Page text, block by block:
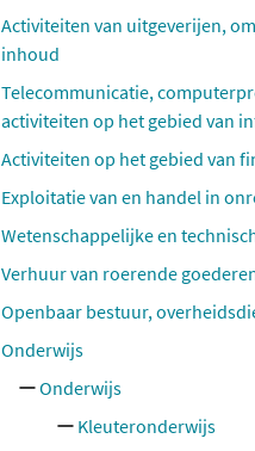
Activiteiten van uitgeverijen,
inhoud
Telecommunicatie,
activiteiten op het gebied van
Activiteiten op het gebied van
Exploitatie van en handel in
Wetenschappelijke en
Verhuur van roerende
Openbaar bestuur,
Onderwijs
Onderwijs
Kleuteronderwijs